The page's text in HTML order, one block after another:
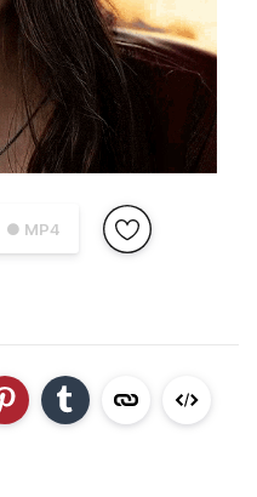
● MP4